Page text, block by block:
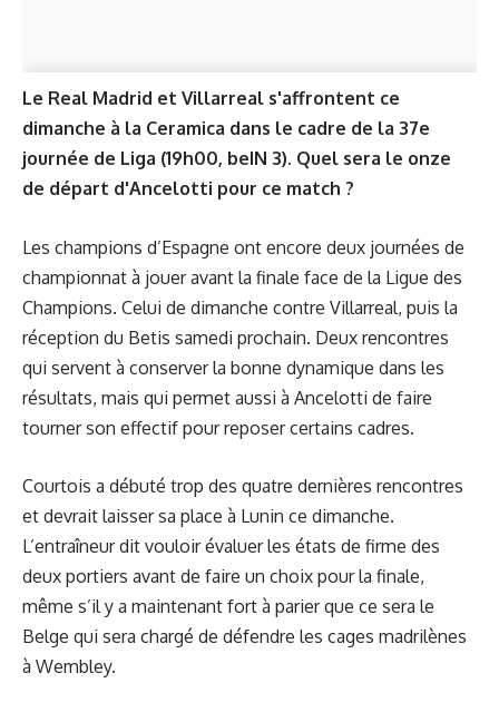
Le Real Madrid et Villarreal s'affrontent ce
dimanche à la Ceramica dans le cadre de la 37e
journée de Liga (19h00, beIN 3). Quel sera le onze
de départ d'Ancelotti pour ce match ?
Les champions d’Espagne ont encore deux journées de
championnat à jouer avant la finale face de la Ligue des
Champions. Celui de dimanche contre Villarreal, puis la
réception du Betis samedi prochain. Deux rencontres
qui servent à conserver la bonne dynamique dans les
résultats, mais qui permet aussi à Ancelotti de faire
tourner son effectif pour reposer certains cadres.
Courtois a débuté trop des quatre dernières rencontres
et devrait laisser sa place à Lunin ce dimanche.
L’entraîneur dit vouloir évaluer les états de firme des
deux portiers avant de faire un choix pour la finale,
même s’il y a maintenant fort à parier que ce sera le
Belge qui sera chargé de défendre les cages madrilènes
à Wembley.